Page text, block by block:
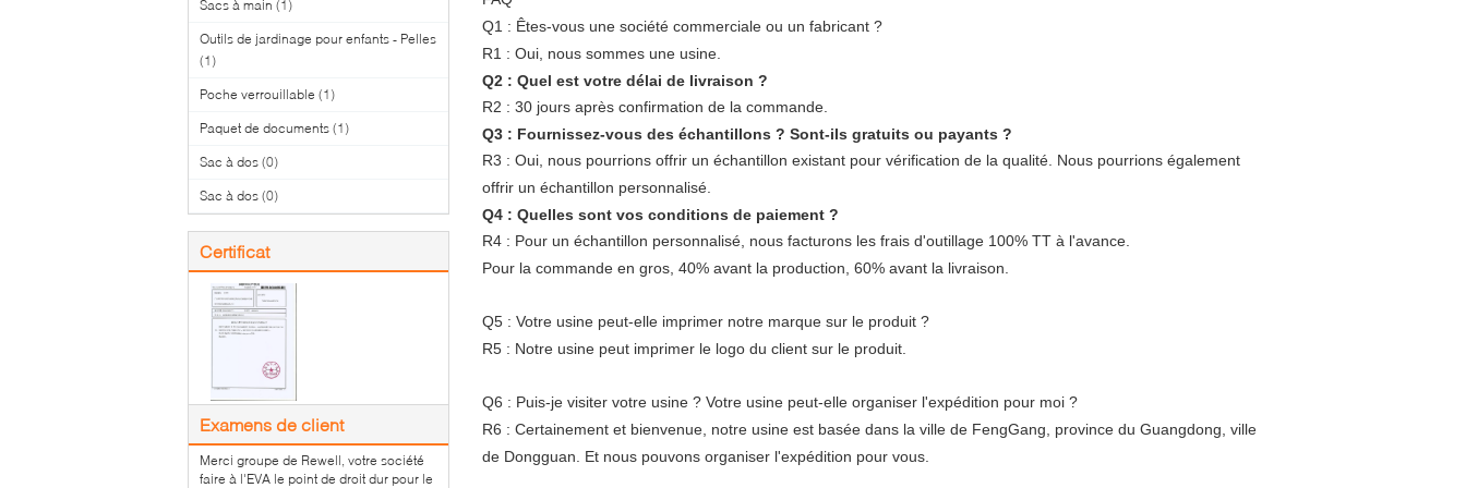
Sacs à main (1)
Outils de jardinage pour enfants - Pelles
(1)
Poche verrouillable (1)
Paquet de documents (1)
Sac à dos (0)
Sac à dos (0)
Certificat
Examens de client
Merci groupe de Rewell, votre société
faire à l'EVA le point de droit dur pour le
Q1 : Êtes-vous une société commerciale ou un fabricant ?
R1 : Oui, nous sommes une usine.
Q2 : Quel est votre délai de livraison ?
R2 : 30 jours après confirmation de la commande.
Q3 : Fournissez-vous des échantillons ? Sont-ils gratuits ou payants ?
R3 : Oui, nous pourrions offrir un échantillon existant pour vérification de la qualité. Nous pourrions également
offrir un échantillon personnalisé.
Q4 : Quelles sont vos conditions de paiement ?
R4 : Pour un échantillon personnalisé, nous facturons les frais d'outillage 100% TT à l'avance.
Pour la commande en gros, 40% avant la production, 60% avant la livraison.
Q5 : Votre usine peut-elle imprimer notre marque sur le produit ?
R5 : Notre usine peut imprimer le logo du client sur le produit.
Q6 : Puis-je visiter votre usine ? Votre usine peut-elle organiser l'expédition pour moi ?
R6 : Certainement et bienvenue, notre usine est basée dans la ville de FengGang, province du Guangdong, ville
de Dongguan. Et nous pouvons organiser l'expédition pour vous.